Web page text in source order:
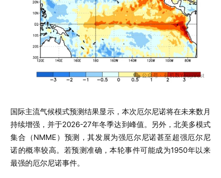
国际主流气候模式预测结果显示，本次厄尔尼诺将在未来数月
持续增强，并于2026-27年冬季达到峰值。另外，北美多模式
集合（NMME）预测，其发展为强厄尔尼诺甚至超强厄尔尼
诺的概率较高。若预测准确，本轮事件可能成为1950年以来
最强的厄尔尼诺事件。